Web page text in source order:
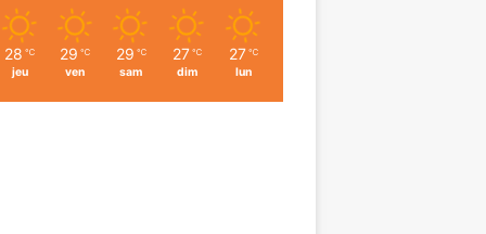
28 ℃
jeu
29 ℃
ven
29 ℃
sam
27 ℃
dim
27 ℃
lun